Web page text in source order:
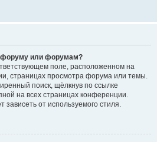
форуму или форумам?
поле, расположенном на
страницах просмотра форума или темы.
поиск, щёлкнув по ссылке
на всех страницах конференции.
зависеть от используемого стиля.